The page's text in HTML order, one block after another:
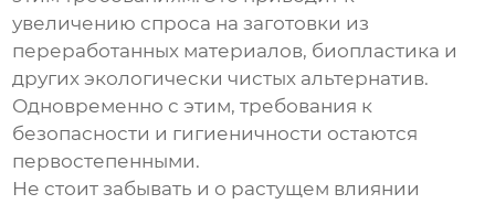
увеличению спроса на заготовки из
переработанных материалов, биопластика и
других экологически чистых альтернатив.
Одновременно с этим, требования к
безопасности и гигиеничности остаются
первостепенными.
Не стоит забывать и о растущем влиянии